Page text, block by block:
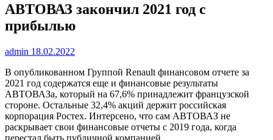
АВТОВАЗ закончил 2021 год с
прибылью
admin 18.02.2022
В опубликованном Группой Renault финансовом отчете за
2021 год содержатся еще и финансовые результаты
АВТОВАЗа, который на 67,6% принадлежит французской
стороне. Остальные 32,4% акций держит российская
корпорация Ростех. Интерсено, что сам АВТОВАЗ не
раскрывает свои финансовые отчеты с 2019 года, когда